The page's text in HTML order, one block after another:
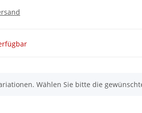
Wählen Sie bitte die